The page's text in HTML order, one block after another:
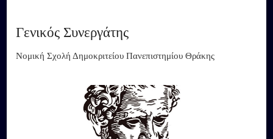
Γενικός Συνεργάτης
Νομική Σχολή Δημοκριτείου Πανεπιστημίου Θράκης